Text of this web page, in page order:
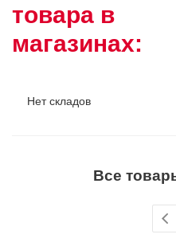
товара в
магазинах:
Нет складов
Все